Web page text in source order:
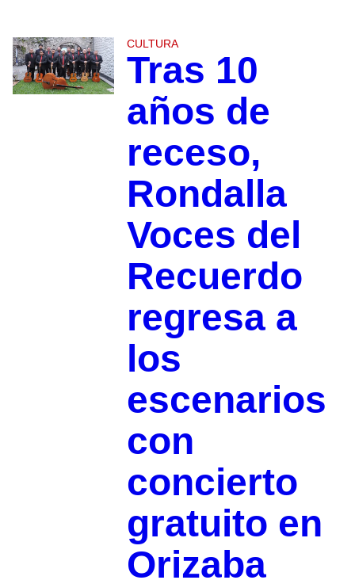
CULTURA
Tras 10
años de
receso,
Rondalla
Voces del
Recuerdo
regresa a
los
escenarios
con
concierto
gratuito en
Orizaba